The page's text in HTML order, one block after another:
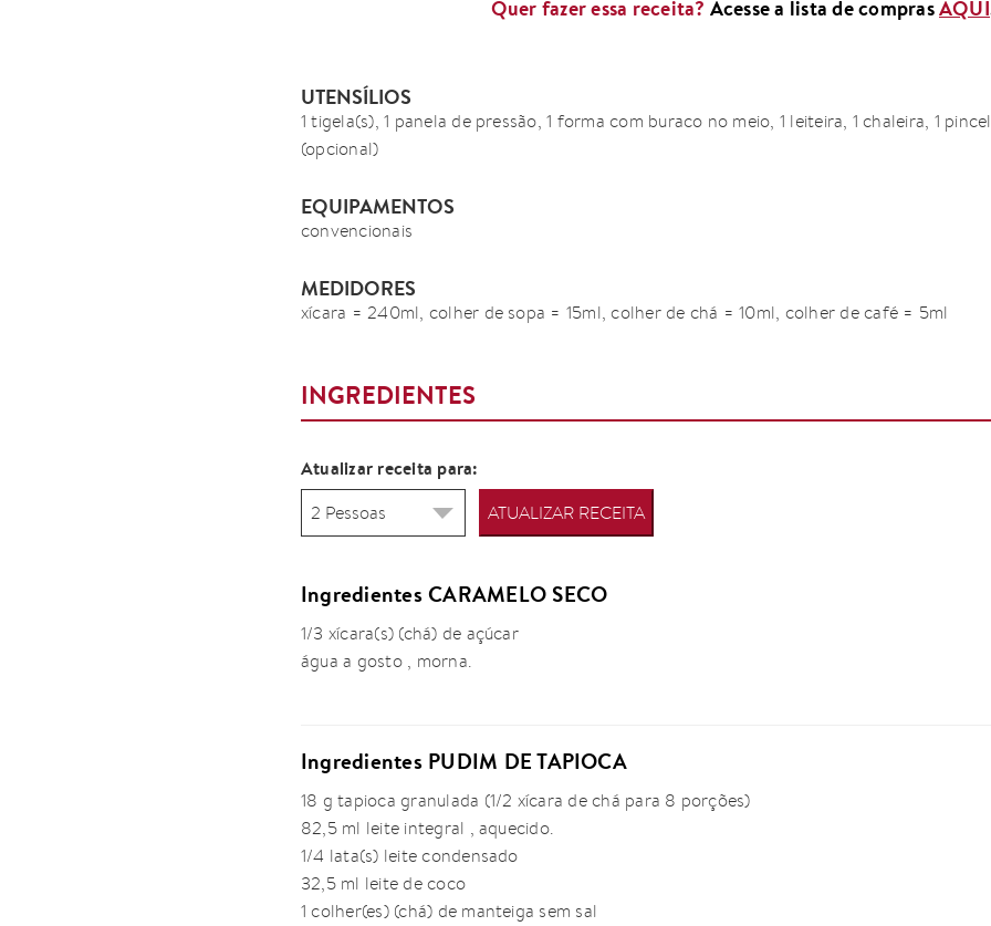
Quer fazer essa receita? Acesse a lista de comprasAQUI
UTENSÍLIOS
1 tigela(s), 1 panela de pressão, 1 forma com buraco no meio, 1 leiteira, 1 chaleira, 1
(opcional)
EQUIPAMENTOS
convencionais
MEDIDORES
xícara = 240ml, colher de sopa = 15ml, colher de chá = 10ml, colher de café = 5ml
INGREDIENTES
Atualizar receita para:
ATUALIZAR RECEITA
Ingredientes CARAMELO SECO
1/3 xícara(s) (chá) de açúcar
água a gosto , morna.
Ingredientes PUDIM DE TAPIOCA
18 g tapioca granulada (1/2 xícara de chá para 8 porções)
82,5 ml leite integral , aquecido.
1/4 lata(s) leite condensado
32,5 ml leite de coco
1 colher(es) (chá) de manteiga sem sal